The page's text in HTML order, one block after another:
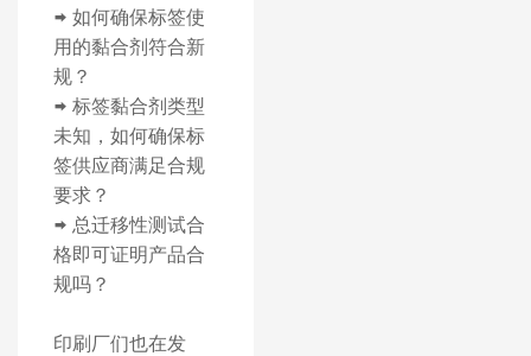
➡️ 如何确保标签使
用的黏合剂符合新
规？
➡️ 标签黏合剂类型
未知，如何确保标
签供应商满足合规
要求？
➡️ 总迁移性测试合
格即可证明产品合
规吗？
印刷厂们也在发